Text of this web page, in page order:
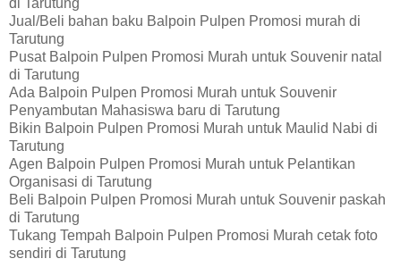
di Tarutung
Jual/Beli bahan baku Balpoin Pulpen Promosi murah di
Tarutung
Pusat Balpoin Pulpen Promosi Murah untuk Souvenir natal
di Tarutung
Ada Balpoin Pulpen Promosi Murah untuk Souvenir
Penyambutan Mahasiswa baru di Tarutung
Bikin Balpoin Pulpen Promosi Murah untuk Maulid Nabi di
Tarutung
Agen Balpoin Pulpen Promosi Murah untuk Pelantikan
Organisasi di Tarutung
Beli Balpoin Pulpen Promosi Murah untuk Souvenir paskah
di Tarutung
Tukang Tempah Balpoin Pulpen Promosi Murah cetak foto
sendiri di Tarutung